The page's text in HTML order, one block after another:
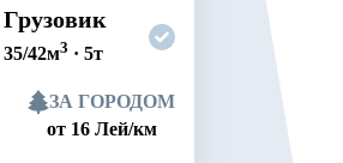
Грузовик
35/42м3 · 5т
ЗА ГОРОДОМ
от 16 Лей/км